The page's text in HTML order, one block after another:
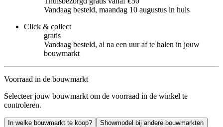
Vandaag besteld, maandag 10 augustus in huis
Click & collect
gratis
Vandaag besteld, al na een uur af te halen in jouw
bouwmarkt
Voorraad in de bouwmarkt
Selecteer jouw bouwmarkt om de voorraad in de winkel te
controleren.
In welke bouwmarkt te koop? Showmodel bij andere bouwmarkten